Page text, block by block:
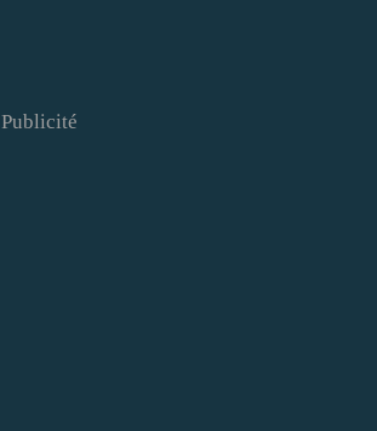
Publicité